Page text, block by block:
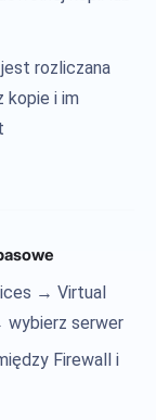
rozliczana
kopie i im
→ Virtual
serwer
Firewall i